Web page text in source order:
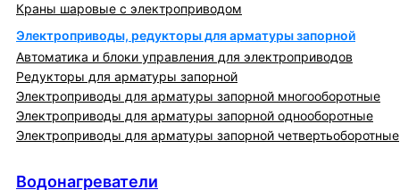
Краны шаровые с электроприводом
Электроприводы, редукторы для арматуры запорной
Автоматика и блоки управления для электроприводов
Редукторы для арматуры запорной
Электроприводы для арматуры запорной многооборотные
Электроприводы для арматуры запорной однооборотные
Электроприводы для арматуры запорной четвертьоборотные
Водонагреватели